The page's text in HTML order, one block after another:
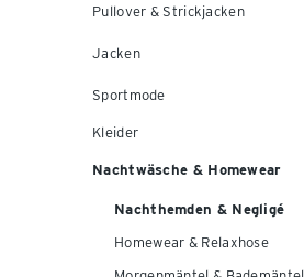
Pullover & Strickjacken
Jacken
Sportmode
Kleider
Nachtwäsche & Homewear
Nachthemden & Negligé
Homewear & Relaxhose